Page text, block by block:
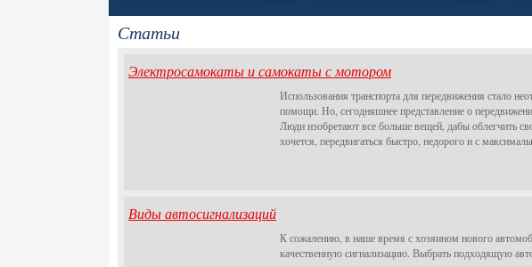
Статьи
Электросамокаты и самокаты с мотором
Использования транспорта для передвижения стало
помощи. Но, сегодняшнее представление о
Люди изобретают все больше вещей, дабы облегчить
хочется, передвигаться быстро, недорого и с
Виды автосигнализаций
К сожалению, в наше время с хозяином нового
качественную сигнализацию. Выбрать подходящую